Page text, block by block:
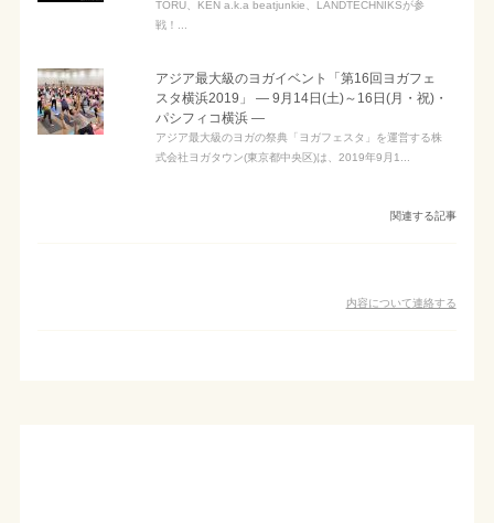
TORU、KEN a.k.a beatjunkie、LANDTECHNIKSが参
戦！...
アジア最大級のヨガイベント「第16回ヨガフェ
スタ横浜2019」 ― 9月14日(土)～16日(月・祝)・
パシフィコ横浜 ―
アジア最大級のヨガの祭典「ヨガフェスタ」を運営する株
式会社ヨガタウン(東京都中央区)は、2019年9月1...
関連する記事
内容について連絡する